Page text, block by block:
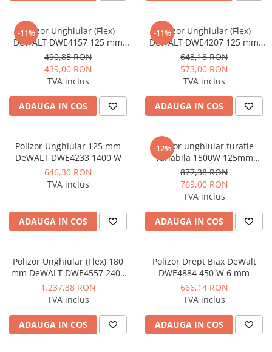
-11%
Polizor Unghiular (Flex)
DeWALT DWE4157 125 mm
900 W 11.800 rpm
490,85 RON
439,00 RON
TVA inclus
ADAUGA IN COS
-11%
Polizor Unghiular (Flex)
DeWALT DWE4207 125 mm
1000 W 11.000 rpm
643,18 RON
573,00 RON
TVA inclus
ADAUGA IN COS
Polizor Unghiular 125 mm
DeWALT DWE4233 1400 W
646,30 RON
TVA inclus
ADAUGA IN COS
-12%
Polizor unghiular turatie
variabila 1500W 125mm
10.000rpm Dewalt - DWE4257
877,38 RON
769,00 RON
TVA inclus
ADAUGA IN COS
Polizor Unghiular (Flex) 180
mm DeWALT DWE4557 2400
W 8.500 rpm
1.237,38 RON
TVA inclus
ADAUGA IN COS
Polizor Drept Biax DeWalt
DWE4884 450 W 6 mm
666,14 RON
TVA inclus
ADAUGA IN COS